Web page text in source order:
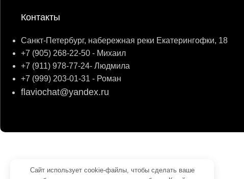
Контакты
Санкт-Петербург, набережная реки Екатерингофки, 18
+7 (905) 268-22-50 - Михаил
+7 (911) 978-77-24- Людмила
+7 (999) 203-01-31 - Роман
flaviochat@yandex.ru
Сайт использует cookie-файлы, чтобы сделать ваше